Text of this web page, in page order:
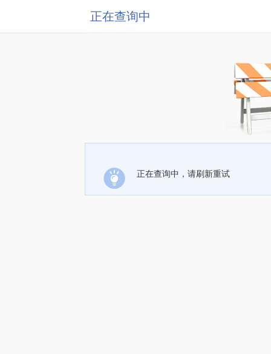
正在查询中
正在查询中，请刷新重试